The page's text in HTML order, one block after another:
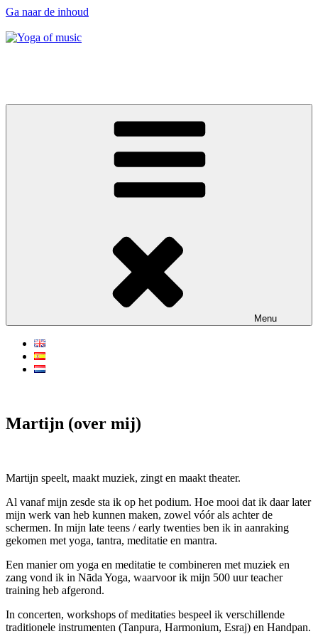
Ga naar de inhoud
Menu
Martijn (over mij)
Martijn speelt, maakt muziek, zingt en maakt theater.
Al vanaf mijn zesde sta ik op het podium. Hoe mooi dat ik daar later
mijn werk van heb kunnen maken, zowel vóór als achter de
schermen. In mijn late teens / early twenties ben ik in aanraking
gekomen met yoga, tantra, meditatie en mantra.
Een manier om yoga en meditatie te combineren met muziek en
zang vond ik in Nāda Yoga, waarvoor ik mijn 500 uur teacher
training heb afgerond.
In concerten, workshops of meditaties bespeel ik verschillende
traditionele instrumenten (Tanpura, Harmonium, Esraj) en Handpan.